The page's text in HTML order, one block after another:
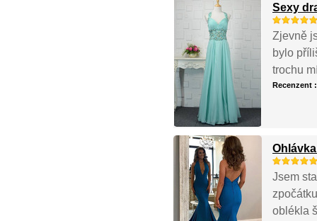
Sexy
Zjevně
bylo
trochu
Recenzent
Jsem
oblékla